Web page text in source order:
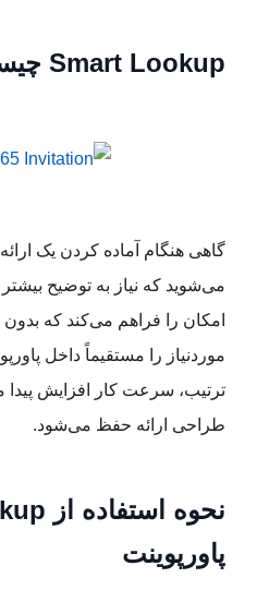
Smart Lookup چیست؟
گاهی هنگام آماده کردن یک
امکان را فراهم می‌کند که
موردنیاز را مستقیماً داخل
ترتیب، سرعت کار افزایش
طراحی ارائه حفظ می‌شود.
پاورپوینت